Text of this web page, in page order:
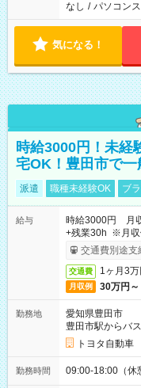
なし / パソコン
気になる！
時給3000円！未経
宅OK！豊田市で一
派遣 職種未経験OK ブ
給与
時給3000円 月
+残業30h ※月収
交通費別途支
交通費 1ヶ月3
月収例 30万円～
勤務地
愛知県豊田市
豊田市駅からバ
トヨタ自動
勤務時間 09:00-18:00（休